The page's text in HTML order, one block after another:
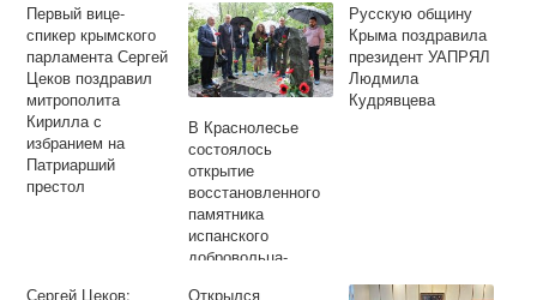
Первый вице-
спикер крымского
парламента Сергей
Цеков поздравил
митрополита
Кирилла с
избранием на
Патриарший
престол
В Краснолесье
состоялось
открытие
восстановленного
памятника
испанского
добровольца-
Русскую общину
Крыма поздравила
президент УАПРЯЛ
Людмила
Кудрявцева
Сергей Цеков:
Открылся